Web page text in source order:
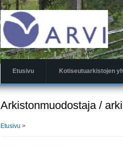
Etusivu Kotiseutuarkistojen
Arkistonmuodostaja /
Etusivu >